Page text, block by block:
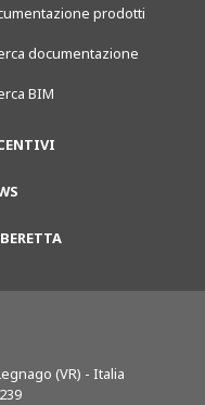
prodotti
documentazione
BIM
(VR) - Italia